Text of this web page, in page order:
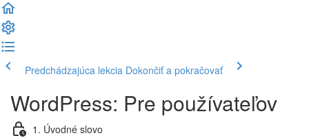
Predchádzajúca lekcia Dokončiť a pokračovať
WordPress: Pre používateľov
1. Úvodné slovo